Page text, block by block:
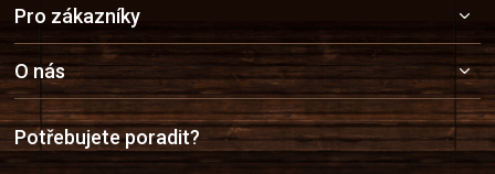
d
a
c
í
p
r
a
t
í
Pro zákazníky
O nás
Potřebujete poradit?